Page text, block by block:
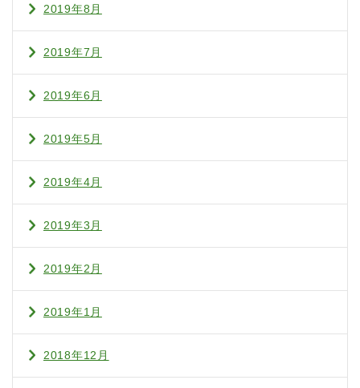
2019年8月
2019年7月
2019年6月
2019年5月
2019年4月
2019年3月
2019年2月
2019年1月
2018年12月